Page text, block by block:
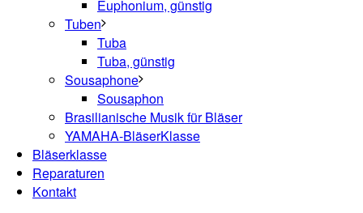
Euphonium, günstig
Tuben
Tuba
Tuba, günstig
Sousaphone
Sousaphon
Brasilianische Musik für Bläser
YAMAHA-BläserKlasse
Bläserklasse
Reparaturen
Kontakt